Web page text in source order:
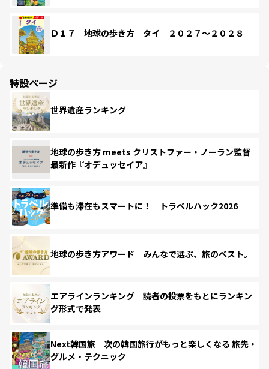
Ｄ１７ 地球の歩き方 タイ ２０２７～２０２８
特設ページ
世界遺産ランキング
地球の歩き方 meets クリストファー・ノーラン監督
最新作『オデュッセイア』
準備も滞在もスマートに！ トラベルハック2026
地球の歩き方アワード みんなで選ぶ、旅のベスト。
エアラインランキング 読者の投票をもとにランキン
グ形式で発表
Next韓国旅 次の韓国旅行がもっと楽しくなる 旅先・
グルメ・テクニック